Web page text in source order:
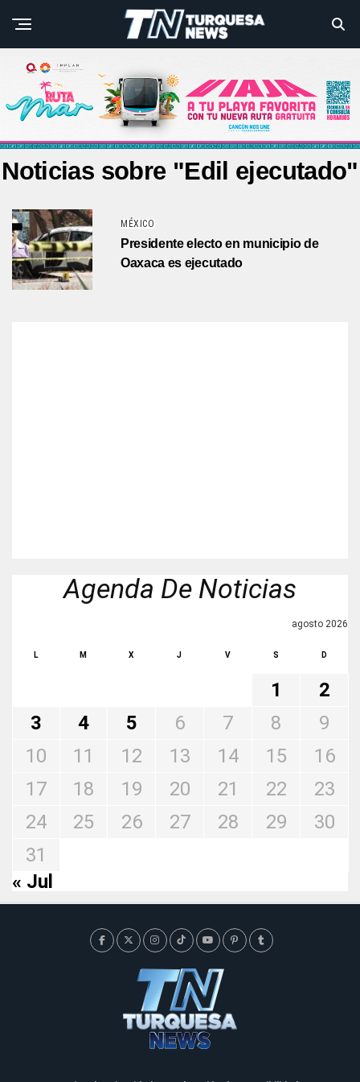
Noticias sobre "Edil ejecutado"
MÉXICO
Presidente electo en municipio de
Oaxaca es ejecutado
Agenda De Noticias
agosto 2026
L M X J V S D
1
2
3
4 5 6 7 8
9
10
11 12 13 14 15
16
17
18 19 20 21 22
23
24
25 26 27 28 29
30
31
« Jul